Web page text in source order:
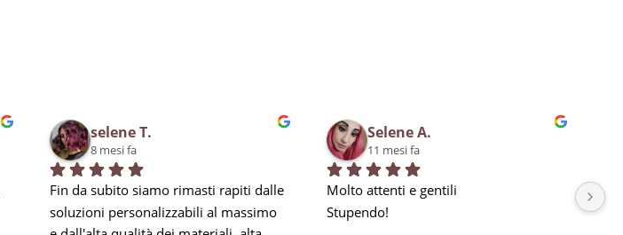
selene T.
8 mesi fa
Fin da subito siamo rimasti rapiti dalle
soluzioni personalizzabili al massimo
Selene A.
11 mesi fa
Molto attenti e gentili
Stupendo!